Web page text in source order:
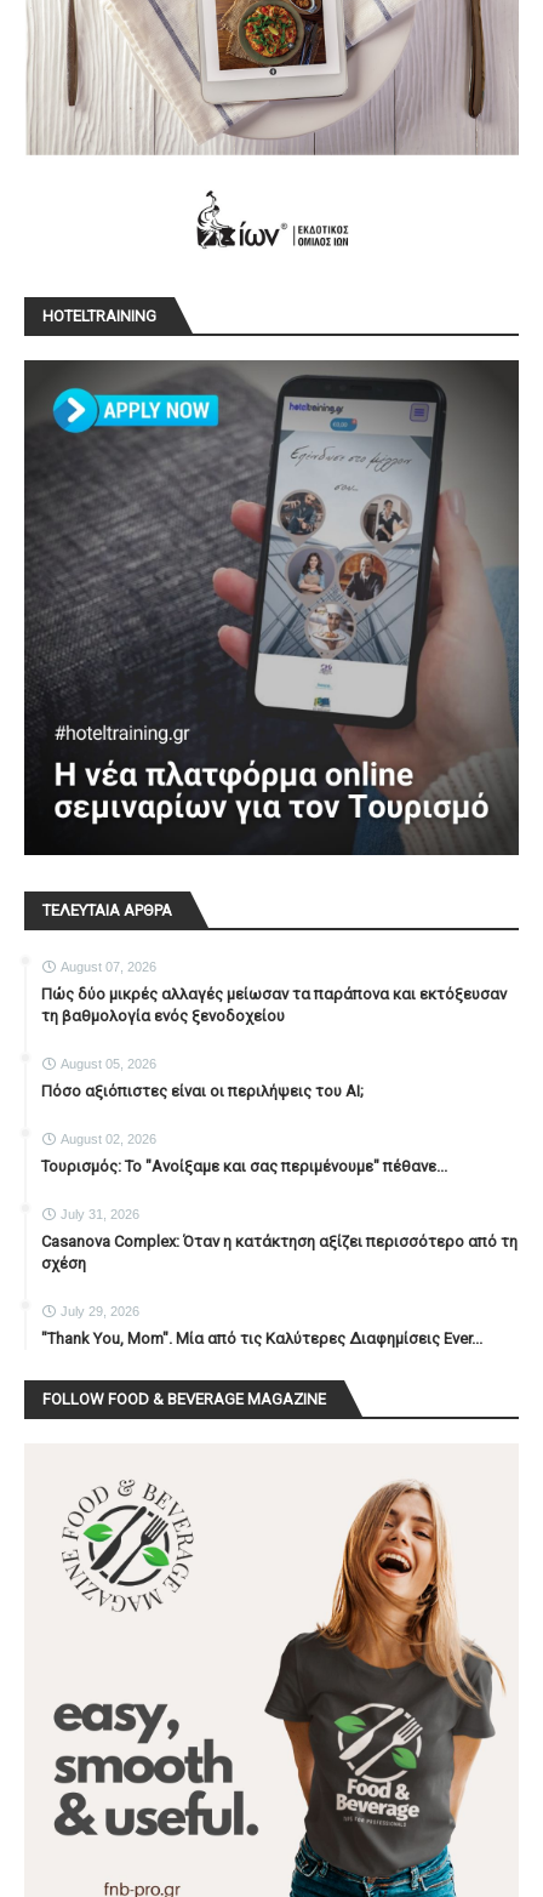
HOTELTRAINING
ΤΕΛΕΥΤΑΙΑ ΑΡΘΡΑ
August 07, 2026
Πώς δύο μικρές αλλαγές μείωσαν τα παράπονα και εκτόξευσαν
τη βαθμολογία ενός ξενοδοχείου
August 05, 2026
Πόσο αξιόπιστες είναι οι περιλήψεις του ΑΙ;
August 02, 2026
Τουρισμός: Το "Ανοίξαμε και σας περιμένουμε" πέθανε...
July 31, 2026
Casanova Complex: Όταν η κατάκτηση αξίζει περισσότερο από τη
σχέση
July 29, 2026
"Thank You, Mοm". Μία από τις Καλύτερες Διαφημίσεις Ever...
FOLLOW FOOD & BEVERAGE MAGAZINE